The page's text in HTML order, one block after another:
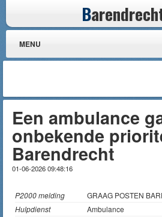
B
MENU
Een ambulance
onbekende
Barendrecht
01-06-2026 09:48:16
P2000 melding
GRAAG POSTEN
Hulpdienst
Ambulance